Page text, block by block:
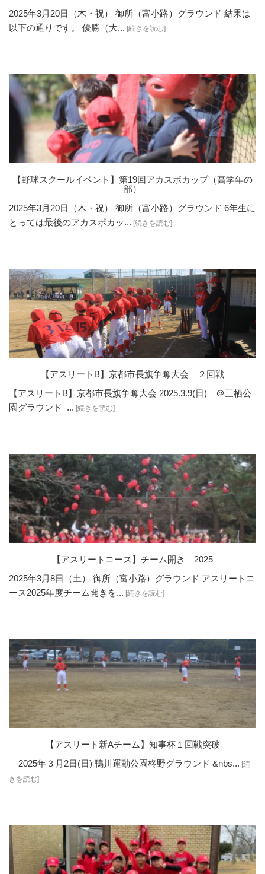
2025年3月20日（木・祝） 御所（富小路）グラウンド 結果は
以下の通りです。 優勝（大... [続きを読む]
【野球スクールイベント】第19回アカスポカップ（高学年の
部）
2025年3月20日（木・祝） 御所（富小路）グラウンド 6年生に
とっては最後のアカスポカッ... [続きを読む]
【アスリートB】京都市長旗争奪大会 ２回戦
【アスリートB】京都市長旗争奪大会 2025.3.9(日) ＠三栖公
園グラウンド ... [続きを読む]
【アスリートコース】チーム開き 2025
2025年3月8日（土） 御所（富小路）グラウンド アスリートコ
ース2025年度チーム開きを... [続きを読む]
【アスリート新Aチーム】知事杯１回戦突破
2025年３月2日(日) 鴨川運動公園柊野グラウンド &nbs... [続
きを読む]